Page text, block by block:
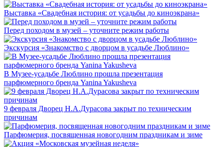
Выставка «Свадебная история: от усадьбы до киноэкрана»
Перед походом в музей – уточните режим работы
Экскурсия «Знакомство с дворцом в усадьбе Люблино»
В Музее-усадьбе Люблино прошла презентация
парфюмерного бренда Yanina Yakusheva
9 февраля Дворец Н.А.Дурасова закрыт по техническим
причинам
Парфюмерия, посвященная новогодним праздникам и зиме